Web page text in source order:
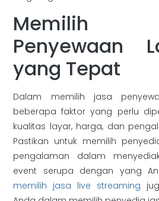
Penyewaan
yang Tepat
Dalam memilih jasa
beberapa faktor yang perlu
kualitas layar, harga, dan
Pastikan untuk memilih
pengalaman dalam
event serupa dengan yang
memilih jasa live streaming